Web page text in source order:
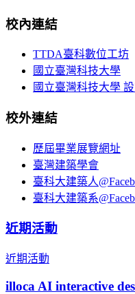
校內連結
TTDA臺科數位工坊
國立臺灣科技大學
國立臺灣科技大學
校外連結
歷屆畢業展覽網址
臺灣建築學會
臺科大建築人
臺科大建築系
近期活動
近期活動
illoca AI interactive